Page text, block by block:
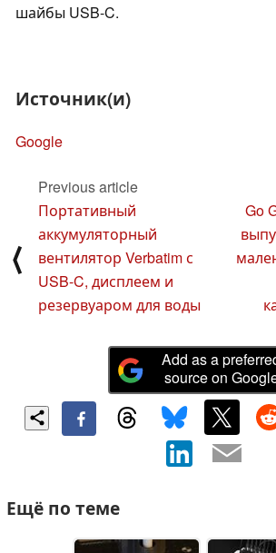
шайбы USB-C.
Источник(и)
Google
⟨
Previous article
Портативный
аккумуляторный
вентилятор Verbatim с
USB-C, дисплеем и
резервуаром для воды
Go
Add as a
source on
Ещё по теме